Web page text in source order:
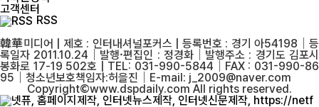
고객센터
RSS
韓華미디어 | 제호 : 인터내셔널포커스 | 등록번호 : 경기 아54198│등
록일자 2011.10.24│발행·편집인 : 정경화│발행주소 : 경기도 김포시
봉화로 17-19 502호 | TEL: 031-990-5844│FAX : 031-990-86
95│청소년보호책임자:허을진│E-mail: j_2009@naver.com
Copyright©www.dspdaily.com All rights reserved.